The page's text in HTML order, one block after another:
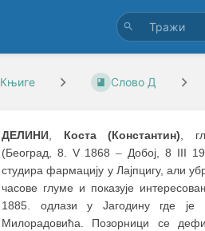
Књиге Слово Д
ДЕЛИНИ, Коста (Константин),
(Београд, 8. V 1868– Добој, 8 III
студира фармацију у Лајпцигу, али
часове глуме и показује
1885. одлази у Јагодину где је
Милорадовића. Позорници се